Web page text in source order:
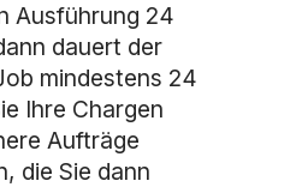
Ausführung 24
dauert der
mindestens 24
Ihre Chargen
Aufträge
die Sie dann